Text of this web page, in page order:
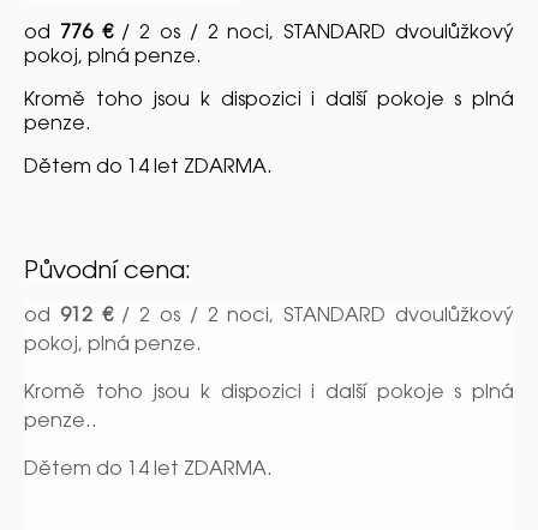
od 776 €/ 2 os / 2 noci, STANDARD dvoulůžkový
pokoj, plná penze.
Kromě toho jsou k dispozici i další pokoje s plná
penze.
Dětem do 14 let ZDARMA.
Původní cena:
od 912 €/ 2 os / 2 noci, STANDARD dvoulůžkový
pokoj, plná penze.
Kromě toho jsou k dispozici i další pokoje s plná
penze..
Dětem do 14 let ZDARMA.